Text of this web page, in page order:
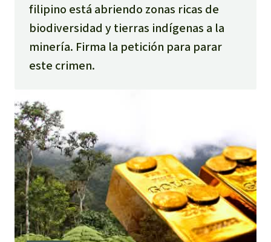
filipino está abriendo zonas ricas de
biodiversidad y tierras indígenas a la
minería. Firma la petición para parar
este crimen.